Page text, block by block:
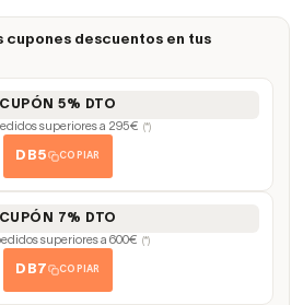
cupones descuentos en tus
CUPÓN 5% DTO
superiores a 295€ (*)
DB5 COPIAR
CUPÓN 7% DTO
superiores a 600€ (*)
DB7 COPIAR